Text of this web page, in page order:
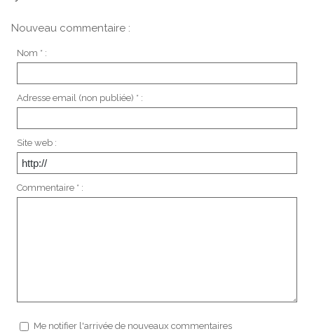
Nouveau commentaire :
Nom * :
Adresse email (non publiée) * :
Site web :
Commentaire * :
Me notifier l'arrivée de nouveaux commentaires